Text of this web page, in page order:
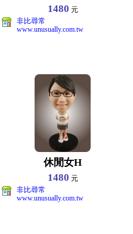
1480 元
非比尋常
www.unusually.com.tw
休閒女H
1480 元
非比尋常
www.unusually.com.tw